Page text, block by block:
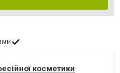
косметики